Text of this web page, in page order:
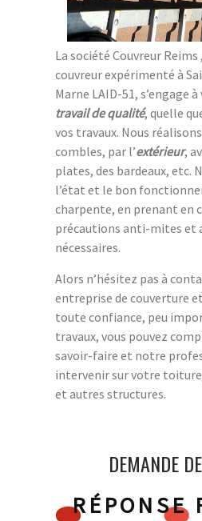
La société Couvreur
couvreur expérimenté à
Marne LAID-51, s’engage
travail de qualité, quelle
vos travaux. Nous
combles, par l’extérieur,
plates, des bardeaux, etc.
l’état et le bon
charpente, en prenant en
précautions anti-mites et
nécessaires.
Alors n’hésitez pas à
entreprise de couverture
toute confiance, peu
travaux, vous pouvez
savoir-faire et notre
intervenir sur votre
et autres structures.
DEMANDE
RÉPONSE